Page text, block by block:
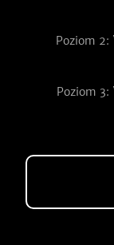
Poziom 2:
Poziom 3: